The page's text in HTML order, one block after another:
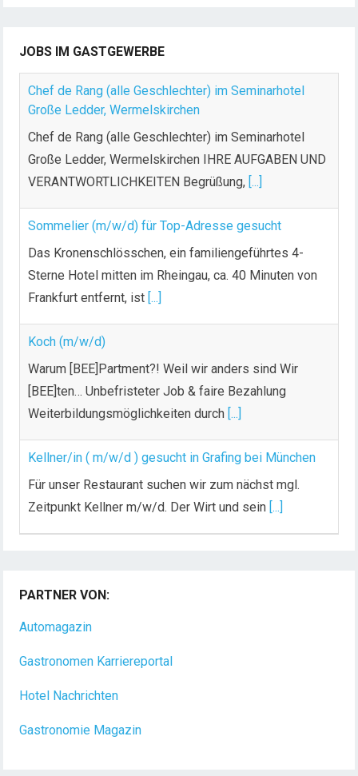
JOBS IM GASTGEWERBE
Chef de Rang (alle Geschlechter) im Seminarhotel
Große Ledder, Wermelskirchen
Chef de Rang (alle Geschlechter) im Seminarhotel
Große Ledder, Wermelskirchen IHRE AUFGABEN UND
VERANTWORTLICHKEITEN Begrüßung, [...]
Sommelier (m/w/d) für Top-Adresse gesucht
Das Kronenschlösschen, ein familiengeführtes 4-
Sterne Hotel mitten im Rheingau, ca. 40 Minuten von
Frankfurt entfernt, ist [...]
Koch (m/w/d)
Warum [BEE]Partment?! Weil wir anders sind Wir
[BEE]ten… Unbefristeter Job & faire Bezahlung
Weiterbildungsmöglichkeiten durch [...]
Kellner/in ( m/w/d ) gesucht in Grafing bei München
Für unser Restaurant suchen wir zum nächst mgl.
Zeitpunkt Kellner m/w/d. Der Wirt und sein [...]
Dein Arbeitsplatz mit Urlaubsfeeling Chef de Rang
(m/w/d) Du bist Gastgeber aus Leidenschaft und
PARTNER VON:
Automagazin
Gastronomen Karriereportal
Hotel Nachrichten
Gastronomie Magazin